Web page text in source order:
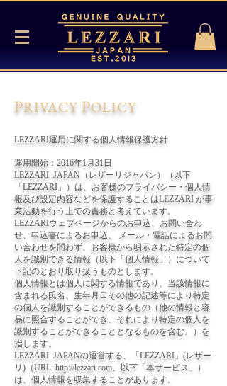
PRIVACY POLICY
LEZZARI運用に関する個人情報保護方針
運用開始：2016年1月31日
LEZZARI JAPAN（レザーリジャパン）（以下
「LEZZARI」）は、お客様のプライバシー・個人情
報及び設定内容などを保護することはLEZZARI が事
業活動を行う上での責務と考えています。
LEZZARIウェブページからのお申込、お問い合わ
せ、申込書によるお申込、 メール・電話によるお問
い合わせを問わず、お客様から明示された特定の個
人を識別できる情報（以下「個人情報」）について
下記のとおり取り扱うものとします。
個人情報とは個人に関する情報であり、当該情報に
含まれる氏名、生年月日その他の記述等により特定
の個人を識別することができるもの（他の情報と容
易に照合することができ、それにより特定の個人を
識別することができることとなるものを含む。）を
指します。
LEZZARI JAPANの運営する、「LEZZARI」(レザー
リ)（URL: http://lezzari.com、以下「本サービス」）
は、個人情報を収集することがあります。